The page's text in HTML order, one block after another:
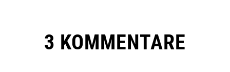
3 KOMMENTARE